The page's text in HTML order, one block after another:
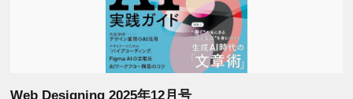
Web Designing 2025年12月号